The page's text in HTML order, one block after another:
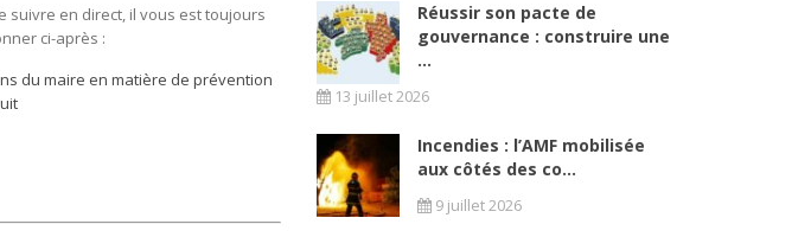
suivre en direct, il vous est toujours
ci-après :
du maire en matière de prévention
Réussir son pacte de
gouvernance : construire une
...
13 juillet 2026
Incendies : l’AMF mobilisée
aux côtés des co...
9 juillet 2026